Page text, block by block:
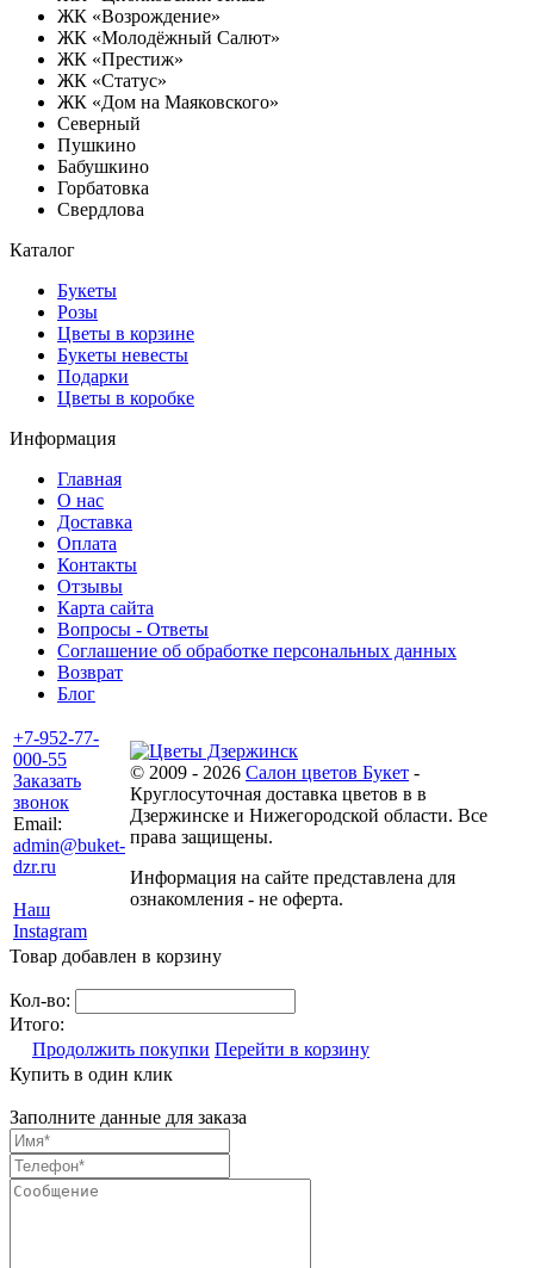
ЖК «Возрождение»
ЖК «Молодёжный Салют»
ЖК «Престиж»
ЖК «Статус»
ЖК «Дом на Маяковского»
Северный
Пушкино
Бабушкино
Горбатовка
Свердлова
Каталог
Букеты
Розы
Цветы в корзине
Букеты невесты
Подарки
Цветы в коробке
Информация
Главная
О нас
Доставка
Оплата
Контакты
Отзывы
Карта сайта
Вопросы - Ответы
Соглашение об обработке персональных данных
Возврат
Блог
+7-952-77-
000-55
Заказать
звонок
Email:
admin@buket-
dzr.ru
Наш
Instagram
© 2009 - 2026 Салон цветов Букет -
Круглосуточная доставка цветов в в
Дзержинске и Нижегородской области. Все
права защищены.
Информация на сайте представлена для
ознакомления - не оферта.
Товар добавлен в корзину
Кол-во:
Итого:
Продолжить покупки Перейти в корзину
Купить в один клик
Заполните данные для заказа